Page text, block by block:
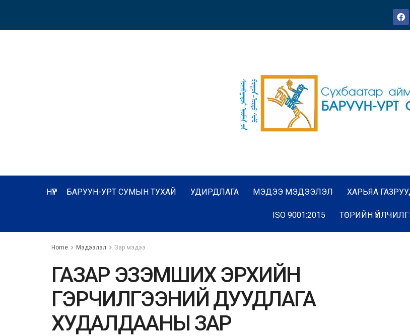
НҮҮР БАРУУН-УРТ СУМЫН ТУХАЙ УДИРДЛАГА МЭДЭЭ МЭДЭЭЛЭЛ ХАРЬЯА
ISO 9001:2015 ТӨРИЙН
Home Мэдээлэл Зар мэдээ
ГАЗАР ЭЗЭМШИХ ЭРХИЙН
ГЭРЧИЛГЭЭНИЙ ДУУДЛАГА
ХУДАЛДААНЫ ЗАР